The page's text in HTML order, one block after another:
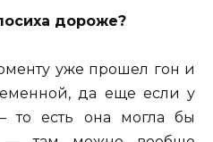
дороже?
уже прошел гон и
да еще если у
есть она могла бы